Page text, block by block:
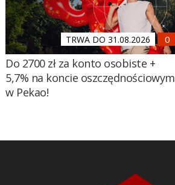
TRWA DO 31.08.2026
Do 2700 zł za konto osobiste +
5,7% na koncie oszczędnościowym
w Pekao!